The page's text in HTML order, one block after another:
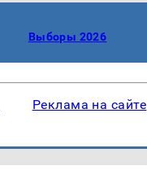
Выборы 2026
Реклама на сайте